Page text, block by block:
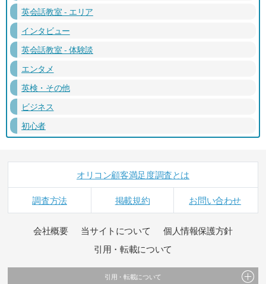
英会話教室 - エリア
インタビュー
英会話教室 - 体験談
エンタメ
英検・その他
ビジネス
初心者
オリコン顧客満足度調査とは
調査方法 掲載規約 お問い合わせ
会社概要 当サイトについて
個人情報保護方針
引用・転載について
引用・転載について